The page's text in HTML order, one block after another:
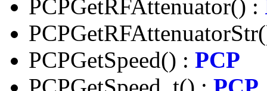
PCPGetRFAttenuator() :
PCPGetSpeed() : PCP